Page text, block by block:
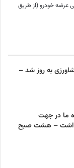
عرضه خودرو (از طریق
به‌ روز شد –
ما در جهت
– هشت صبح